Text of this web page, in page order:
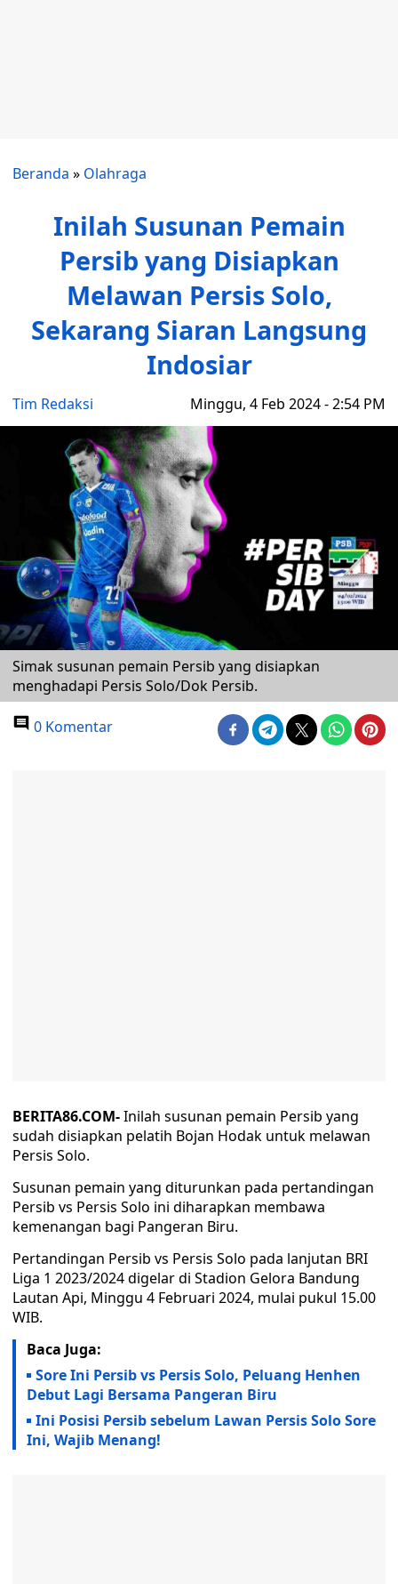
Beranda » Olahraga
Inilah Susunan Pemain
Persib yang Disiapkan
Melawan Persis Solo,
Sekarang Siaran Langsung
Indosiar
Tim Redaksi Minggu, 4 Feb 2024 - 2:54 PM
Simak susunan pemain Persib yang disiapkan
menghadapi Persis Solo/Dok Persib.
0 Komentar
BERITA86.COM-Inilah susunan pemain Persib yang
sudah disiapkan pelatih Bojan Hodak untuk melawan
Persis Solo.
Susunan pemain yang diturunkan pada pertandingan
Persib vs Persis Solo ini diharapkan membawa
kemenangan bagi Pangeran Biru.
Pertandingan Persib vs Persis Solo pada lanjutan BRI
Liga 1 2023/2024 digelar di Stadion Gelora Bandung
Lautan Api, Minggu 4 Februari 2024, mulai pukul 15.00
WIB.
Baca Juga:
Sore Ini Persib vs Persis Solo, Peluang Henhen
Debut Lagi Bersama Pangeran Biru
Ini Posisi Persib sebelum Lawan Persis Solo Sore
Ini, Wajib Menang!